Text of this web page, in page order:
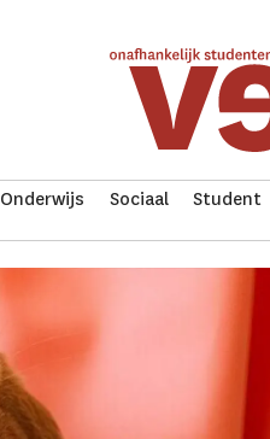
Onderwijs Sociaal Student